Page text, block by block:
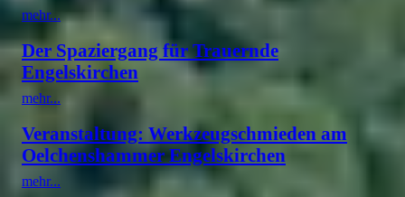
mehr...
Der Spaziergang für Trauernde
Engelskirchen
mehr...
Veranstaltung: Werkzeugschmieden am
Oelchenshammer Engelskirchen
mehr...